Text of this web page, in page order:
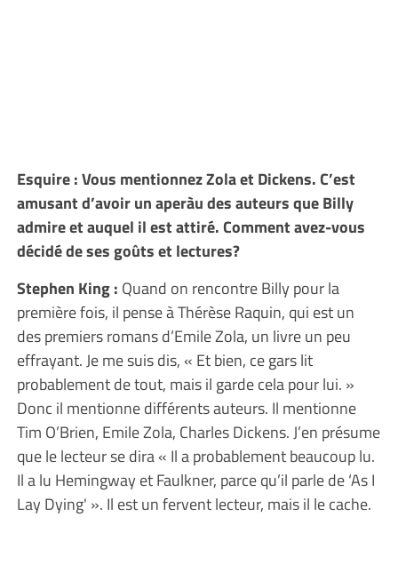
Esquire : Vous mentionnez Zola et Dickens. C’est
amusant d’avoir un aperàu des auteurs que Billy
admire et auquel il est attiré. Comment avez-vous
décidé de ses goûts et lectures?
Stephen King : Quand on rencontre Billy pour la
première fois, il pense à Thérèse Raquin, qui est un
des premiers romans d’Emile Zola, un livre un peu
effrayant. Je me suis dis, « Et bien, ce gars lit
probablement de tout, mais il garde cela pour lui. »
Donc il mentionne différents auteurs. Il mentionne
Tim O’Brien, Emile Zola, Charles Dickens. J’en présume
que le lecteur se dira « Il a probablement beaucoup lu.
Il a lu Hemingway et Faulkner, parce qu’il parle de ‘As I
Lay Dying' ». Il est un fervent lecteur, mais il le cache.